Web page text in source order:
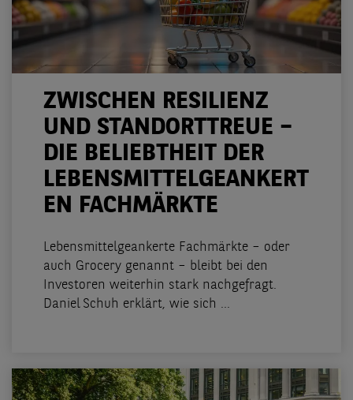
ZWISCHEN RESILIENZ
UND STANDORTTREUE –
DIE BELIEBTHEIT DER
LEBENSMITTELGEANKERT
EN FACHMÄRKTE
Lebensmittelgeankerte Fachmärkte – oder
auch Grocery genannt – bleibt bei den
Investoren weiterhin stark nachgefragt.
Daniel Schuh erklärt, wie sich ...